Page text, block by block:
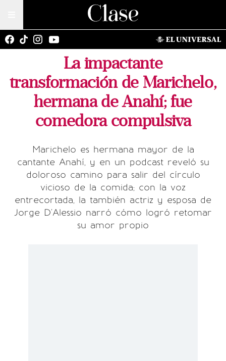
La impactante
transformación de Marichelo,
hermana de Anahí; fue
comedora compulsiva
Marichelo es hermana mayor de la
cantante Anahí, y en un podcast reveló su
doloroso camino para salir del círculo
vicioso de la comida; con la voz
entrecortada, la también actriz y esposa de
Jorge D'Alessio narró cómo logró retomar
su amor propio